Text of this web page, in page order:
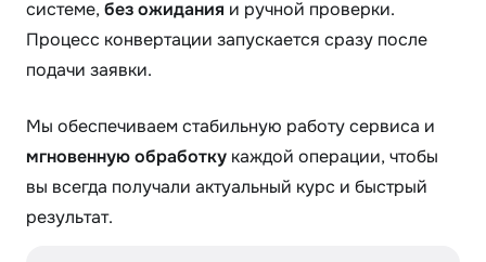
системе, без ожидания и ручной проверки.
Процесс конвертации запускается сразу после
подачи заявки.
Мы обеспечиваем стабильную работу сервиса и
мгновенную обработку каждой операции, чтобы
вы всегда получали актуальный курс и быстрый
результат.